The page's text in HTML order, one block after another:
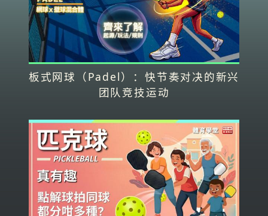
板式网球（Padel）：快节奏对决的新兴
团队竞技运动